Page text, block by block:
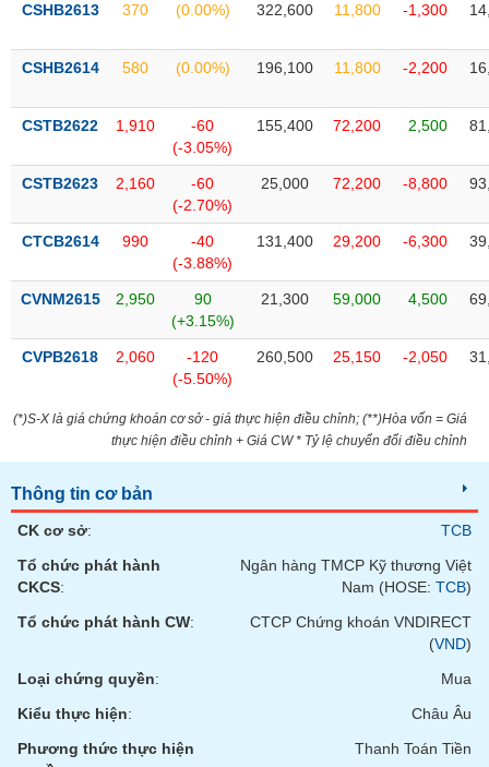
CSHB2613 370 (0.00%) 322,600 11,800 -1,300
CSHB2614 580 (0.00%) 196,100 11,800 -2,200
CSTB2622 1,910
-60
(-3.05%)
155,400 72,200 2,500
CSTB2623 2,160
-60
(-2.70%)
25,000 72,200 -8,800
CTCB2614 990
-40
(-3.88%)
131,400 29,200 -6,300
CVNM2615 2,950
90
(+3.15%)
21,300 59,000 4,500
CVPB2618 2,060
-120
(-5.50%)
260,500 25,150 -2,050
(*)S-X là giá chứng khoán cơ sở - giá thực hiện điều chỉnh; (**)Hòa vốn = Giá
thực hiện điều chỉnh + Giá CW * Tỷ lệ chuyển đổi điều chỉnh
Thông tin cơ bản
CK cơ sở:
TCB
Tổ chức phát hành
CKCS:
Ngân hàng TMCP Kỹ thương Việt
Nam (HOSE: TCB)
Tổ chức phát hành CW:
CTCP Chứng khoán VNDIRECT
(VND)
Loại chứng quyền:
Mua
Kiểu thực hiện:
Châu Âu
Phương thức thực hiện
Thanh Toán Tiền
Tất cả Cổ phiếu Chỉ số Chứng chỉ quỹ Chứng
Lãnh
(-)
Người nội bộ
tức
(-)
Bài
tác
Báo
cáo
phân
tích
(-)
ngữ
Dịch
(-)